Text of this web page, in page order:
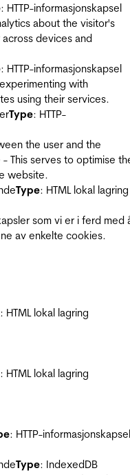
: HTTP-informasjonskapsel
about the visitor's
devices and
: HTTP-informasjonskapsel
with
using their services.
Type: HTTP-
the user and the
This serves to optimise
website.
Type: HTML lokal lagring
som vi er i ferd med
av enkelte cookies.
: HTML lokal lagring
: HTML lokal lagring
: HTTP-informasjonskapsel
Type: IndexedDB